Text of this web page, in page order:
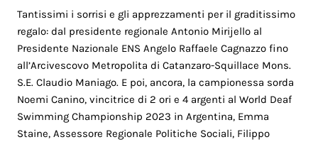
Tantissimi i sorrisi e gli apprezzamenti per il graditissimo
regalo: dal presidente regionale Antonio Mirijello al
Presidente Nazionale ENS Angelo Raffaele Cagnazzo fino
all’Arcivescovo Metropolita di Catanzaro-Squillace Mons.
S.E. Claudio Maniago. E poi, ancora, la campionessa sorda
Noemi Canino, vincitrice di 2 ori e 4 argenti al World Deaf
Swimming Championship 2023 in Argentina, Emma
Staine, Assessore Regionale Politiche Sociali, Filippo